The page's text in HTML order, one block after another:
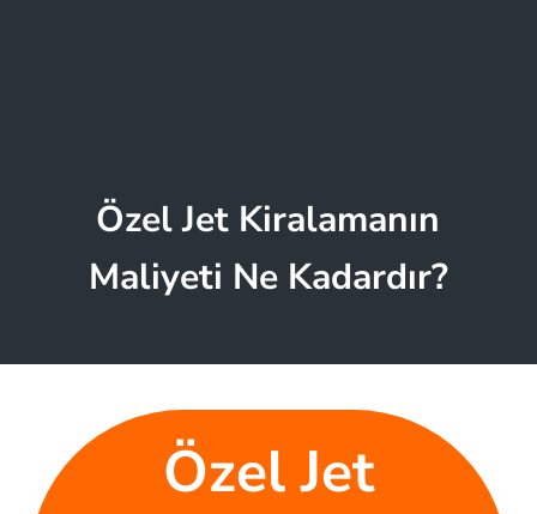
Özel Jet Kiralamanın
Maliyeti Ne Kadardır?
Özel Jet